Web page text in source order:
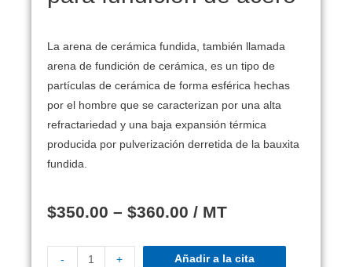
La arena de cerámica fundida, también llamada
arena de fundición de cerámica, es un tipo de
partículas de cerámica de forma esférica hechas
por el hombre que se caracterizan por una alta
refractariedad y una baja expansión térmica
producida por pulverización derretida de la bauxita
fundida.
$350.00 – $360.00 / MT
- + Añadir a la cita